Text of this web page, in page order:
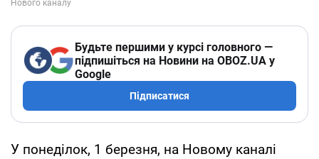
Будьте першими у курсі головного —
підпишіться на Новини на OBOZ.UA у
Google
Підписатися
У понеділок, 1 березня, на Новому каналі